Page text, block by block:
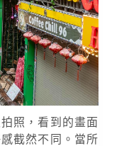
照，看到的畫面
截然不同。當所